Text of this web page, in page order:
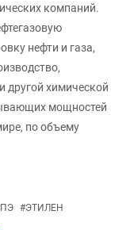
компаний.
нефти и газа,
другой химической
мощностей
по объему
ПЭ #ЭТИЛЕН